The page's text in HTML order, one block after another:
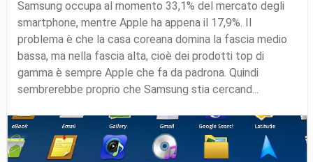
Samsung occupa al momento 33,1% del mercato degli
smartphone, mentre Apple ha appena il 17,9%. Il
problema è che la casa coreana domina la fascia medio
bassa, ma nella fascia alta, cioè dei prodotti top di
gamma è sempre Apple che fa da padrona. Quindi
sembrerebbe proprio che Samsung stia cercand...